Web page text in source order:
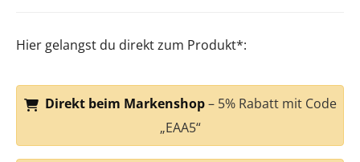
Hier gelangst du direkt zum Produkt*:
Direkt beim Markenshop– 5% Rabatt mit Code
„EAA5“